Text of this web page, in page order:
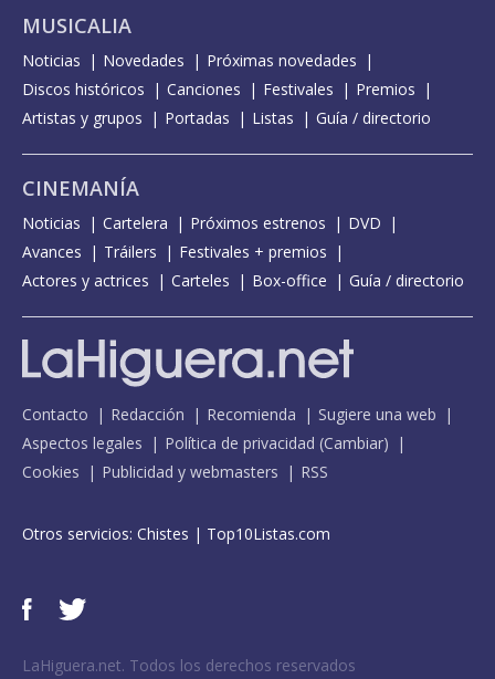
MUSICALIA
Noticias Novedades
Próximas novedades
Discos históricos
Canciones Festivales
Premios
Artistas y grupos
Portadas Listas Guía / directorio
CINEMANÍA
Noticias Cartelera Próximos estrenos
DVD
Avances
Tráilers
Festivales + premios
Actores y actrices
Carteles Box-office Guía / directorio
Contacto Redacción Recomienda
Sugiere una web
Aspectos legales
Política de privacidad (Cambiar)
Cookies
Publicidad y webmasters RSS
Otros servicios: Chistes | Top10Listas.com
LaHiguera.net. Todos los derechos reservados